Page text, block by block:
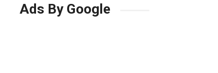
Ads By Google